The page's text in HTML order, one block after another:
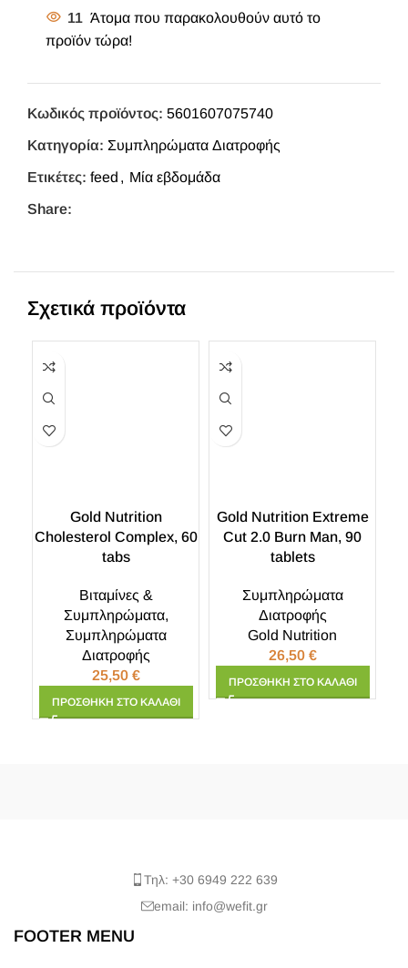
11 Άτομα που παρακολουθούν αυτό το
προϊόν τώρα!
Κωδικός προϊόντος: 5601607075740
Κατηγορία: Συμπληρώματα Διατροφής
Ετικέτες: feed , Μία εβδομάδα
Share:
Σχετικά προϊόντα
Gold Nutrition
Cholesterol Complex, 60
tabs
Βιταμίνες &
Συμπληρώματα,
Συμπληρώματα
Διατροφής
25,50 €
ΠΡΟΣΘΉΚΗ ΣΤΟ ΚΑΛΆΘΙ
Gold Nutrition Extreme
Cut 2.0 Burn Man, 90
tablets
Συμπληρώματα
Διατροφής
Gold Nutrition
26,50 €
ΠΡΟΣΘΉΚΗ ΣΤΟ ΚΑΛΆΘΙ
Τηλ: +30 6949 222 639
email: info@wefit.gr
FOOTER MENU